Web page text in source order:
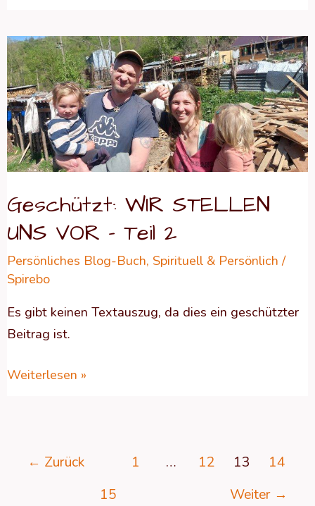
Geschützt: WIR STELLEN
UNS VOR – Teil 2
Persönliches Blog-Buch, Spirituell & Persönlich /
Spirebo
Es gibt keinen Textauszug, da dies ein geschützter
Beitrag ist.
Geschützt:
WIR
STELLEN
UNS
VOR
–
Teil
2
Weiterlesen »
← Zurück 1 … 12 13
14
15
Weiter →